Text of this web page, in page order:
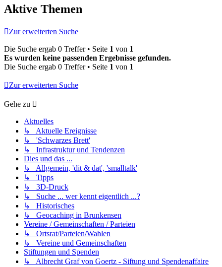
Aktive Themen
Zur erweiterten Suche
Die Suche ergab 0 Treffer • Seite 1 von 1
Es wurden keine passenden Ergebnisse gefunden.
Die Suche ergab 0 Treffer • Seite 1 von 1
Zur erweiterten Suche
Gehe zu
Aktuelles
↳ Aktuelle Ereignisse
↳ 'Schwarzes Brett'
↳ Infrastruktur und Tendenzen
Dies und das ...
↳ Allgemein, 'dit & dat', 'smalltalk'
↳ Tipps
↳ 3D-Druck
↳ Suche ... wer kennt eigentlich ...?
↳ Historisches
↳ Geocaching in Brunkensen
Vereine / Gemeinschaften / Parteien
↳ Ortsrat/Parteien/Wahlen
↳ Vereine und Gemeinschaften
Stiftungen und Spenden
↳ Albrecht Graf von Goertz - Siftung und Spendenaffaire